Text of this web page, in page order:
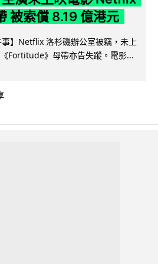
被索償 8.19 億港元
事】Netflix 洛杉磯辦公室被竊，未上
Fortitude》母帶亦告失蹤。電影...